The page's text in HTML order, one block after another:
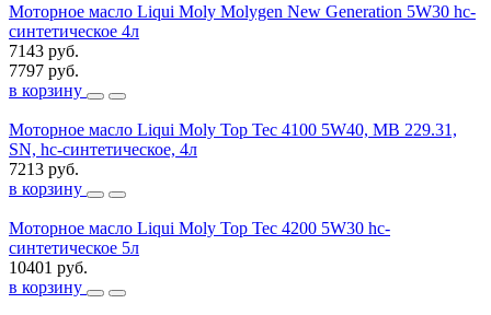
Моторное масло Liqui Moly Molygen New Generation 5W30 hc-
синтетическое 4л
7143 руб.
7797 руб.
в корзину
Моторное масло Liqui Moly Top Tec 4100 5W40, MB 229.31,
SN, hc-синтетическое, 4л
7213 руб.
в корзину
Моторное масло Liqui Moly Top Tec 4200 5W30 hc-
синтетическое 5л
10401 руб.
в корзину